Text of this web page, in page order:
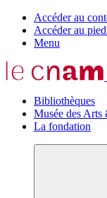
Accéder au
Accéder au
Menu
Bibliothèques
Musée des Arts
La fondation